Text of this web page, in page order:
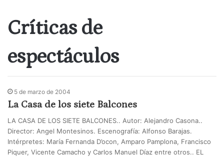
Críticas de
espectáculos
5 de marzo de 2004
La Casa de los siete Balcones
LA CASA DE LOS SIETE BALCONES.. Autor: Alejandro Casona..
Director: Angel Montesinos. Escenografía: Alfonso Barajas.
Intérpretes: María Fernanda D’ocon, Amparo Pamplona, Francisco
Piquer, Vicente Camacho y Carlos Manuel Díaz entre otros.. EL